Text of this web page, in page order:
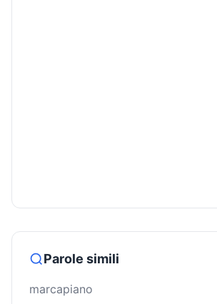
Parole simili
marcapiano